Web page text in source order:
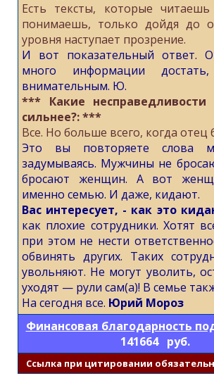
Есть тексты, которые
понимаешь, только дойдя до
уровня наступает прозрение.
И вот показательный ответ.
много информации
внимательным. Ю.
*** Какие несправедливости
сильнее?: ***
Все. Но больше всего, когда отец
Это вы повторяете слова
задумываясь. Мужчины не
бросают женщин. А вот
именно семью. И даже, кидают.
Вас интересует, - как это
как плохие сотрудники. Хотят
при этом не нести
обвинять других. Таких
увольняют. Не могут уволить,
уходят — рули сам(а)! В семье
На сегодня все. Юрий Мороз
Финансовая благодарность
141664 руб.
Cсылка при цитировании